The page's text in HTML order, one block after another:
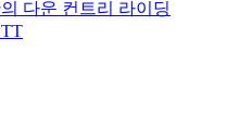
다운 컨트리 라이딩